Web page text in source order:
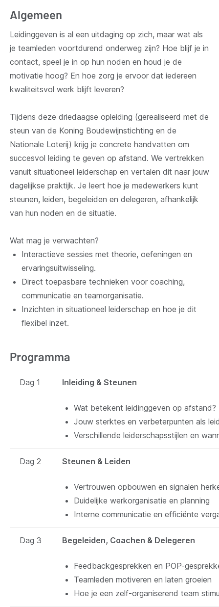
Algemeen
Leidinggeven is al een uitdaging op zich, maar wat als
je teamleden voortdurend onderweg zijn? Hoe blijf je in
contact, speel je in op hun noden en houd je de
motivatie hoog? En hoe zorg je ervoor dat iedereen
kwaliteitsvol werk blijft leveren?
Tijdens deze driedaagse opleiding (gerealiseerd met de
steun van de Koning Boudewijnstichting en de
Nationale Loterij) krijg je concrete handvatten om
succesvol leiding te geven op afstand. We vertrekken
vanuit situationeel leiderschap en vertalen dit naar jouw
dagelijkse praktijk. Je leert hoe je medewerkers kunt
steunen, leiden, begeleiden en delegeren, afhankelijk
van hun noden en de situatie.
Wat mag je verwachten?
Interactieve sessies met theorie, oefeningen en
ervaringsuitwisseling.
Direct toepasbare technieken voor coaching,
communicatie en teamorganisatie.
Inzichten in situationeel leiderschap en hoe je dit
flexibel inzet.
Programma
Dag 1 Inleiding & Steunen
Wat betekent leidinggeven op afstand?
Jouw sterktes en verbeterpunten als
Verschillende leiderschapsstijlen en
Dag 2 Steunen & Leiden
Vertrouwen opbouwen en signalen
Duidelijke werkorganisatie en planning
Interne communicatie en efficiënte
Dag 3 Begeleiden, Coachen & Delegeren
Feedbackgesprekken en POP-
Teamleden motiveren en laten groeien
Hoe je een zelf-organiserend team